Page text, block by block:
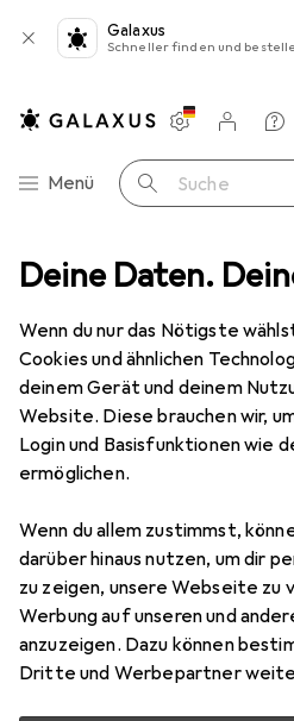
Deine Daten.
Wenn du nur das Nötigste
Cookies und ähnlichen
deinem Gerät und deinem
Website. Diese brauchen wir,
Login und Basisfunktionen wie
ermöglichen.
Wenn du allem zustimmst,
darüber hinaus nutzen, um dir
zu zeigen, unsere Webseite zu
Werbung auf unseren und
anzuzeigen. Dazu können
Dritte und Werbepartner
Galaxus
Schneller finden und
Navigation nach Kategorien
Menü Suche
Einstellungen
Kundenkonto
Vergleichslisten
Merklisten
Warenkorb
Blitzgerät Zubehör Nissin
5
Nissin Digital
Belichtungsmesser
Bewertungen
Aktuell nicht lieferbar
Benachrichtigen, wenn